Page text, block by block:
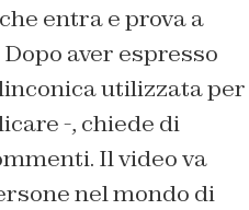
entra e prova a
aver espresso
utilizzata per
-, chiede di
Il video va
nel mondo di